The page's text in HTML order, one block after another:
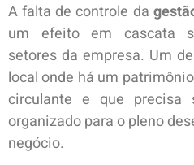
A falta de controle da
um efeito em cascata
setores da empresa. Um
local onde há um
circulante e que precisa
organizado para o pleno
negócio.